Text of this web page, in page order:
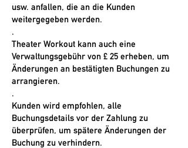
usw. anfallen, die an die Kunden
weitergegeben werden.
.
Theater Workout kann auch eine
Verwaltungsgebühr von £ 25 erheben, um
Änderungen an bestätigten Buchungen zu
arrangieren.
.
Kunden wird empfohlen, alle
Buchungsdetails vor der Zahlung zu
überprüfen, um spätere Änderungen der
Buchung zu verhindern.